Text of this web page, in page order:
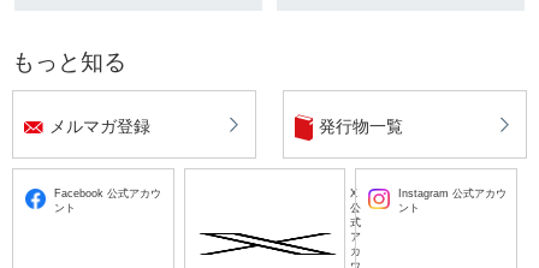
もっと知る
メルマガ登録 発行物一覧
Facebook 公式アカウ
ント
X
公
式
ア
カ
ウ
Instagram 公式アカウ
ント